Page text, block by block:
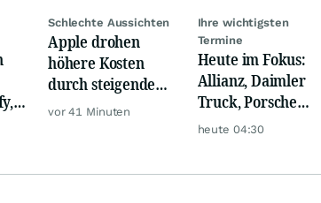
Schlechte Aussichten
Apple drohen
höhere Kosten
durch steigende
Speicherchip-
vor 41 Minuten
Ihre wichtigsten
Termine
Heute im Fokus:
Allianz, Daimler
Truck, Porsche
Automobil Holding
heute 04:30